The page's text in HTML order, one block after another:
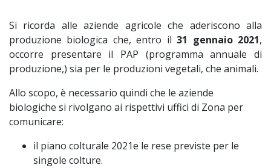
Si ricorda alle aziende agricole che aderiscono alla
produzione biologica che, entro il31 gennaio 2021,
occorre presentare il PAP (programma annuale di
produzione,) sia per le produzioni vegetali, che animali.
Allo scopo, è necessario quindi che le aziende
biologiche si rivolgano ai rispettivi uffici di Zona per
comunicare:
il piano colturale 2021e le rese previste per le
singole colture.